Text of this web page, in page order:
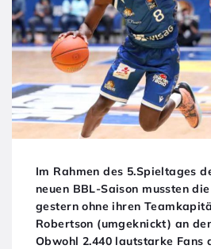
Im Rahmen des 5.Spieltages
neuen BBL-Saison mussten
gestern ohne ihren
Robertson (umgeknickt) an
Obwohl 2.440 lautstarke Fans